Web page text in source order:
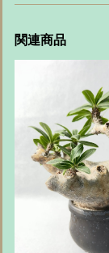
関連商品